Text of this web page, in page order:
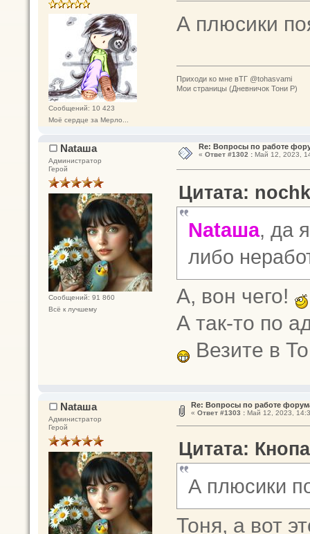
Сообщений: 10 423
Моё сердце за Мерло...
А плюсики
Приходи ко мне вТГ @tohasvami
Мои страницы (Дневничок Тони Р)
Nataшa
Администратор
Герой
Сообщений: 91 860
Всё к лучшему
Re: Вопросы по работе
« Ответ #1302 :Май 12, 2023,
Цитата:
Nataшa, да
либо
А, вон чего!
А так-то по
Везите в
Nataшa
Администратор
Герой
Re: Вопросы по работе
« Ответ #1303 :Май 12, 2023,
Цитата:
А плюсики
Тоня, а вот